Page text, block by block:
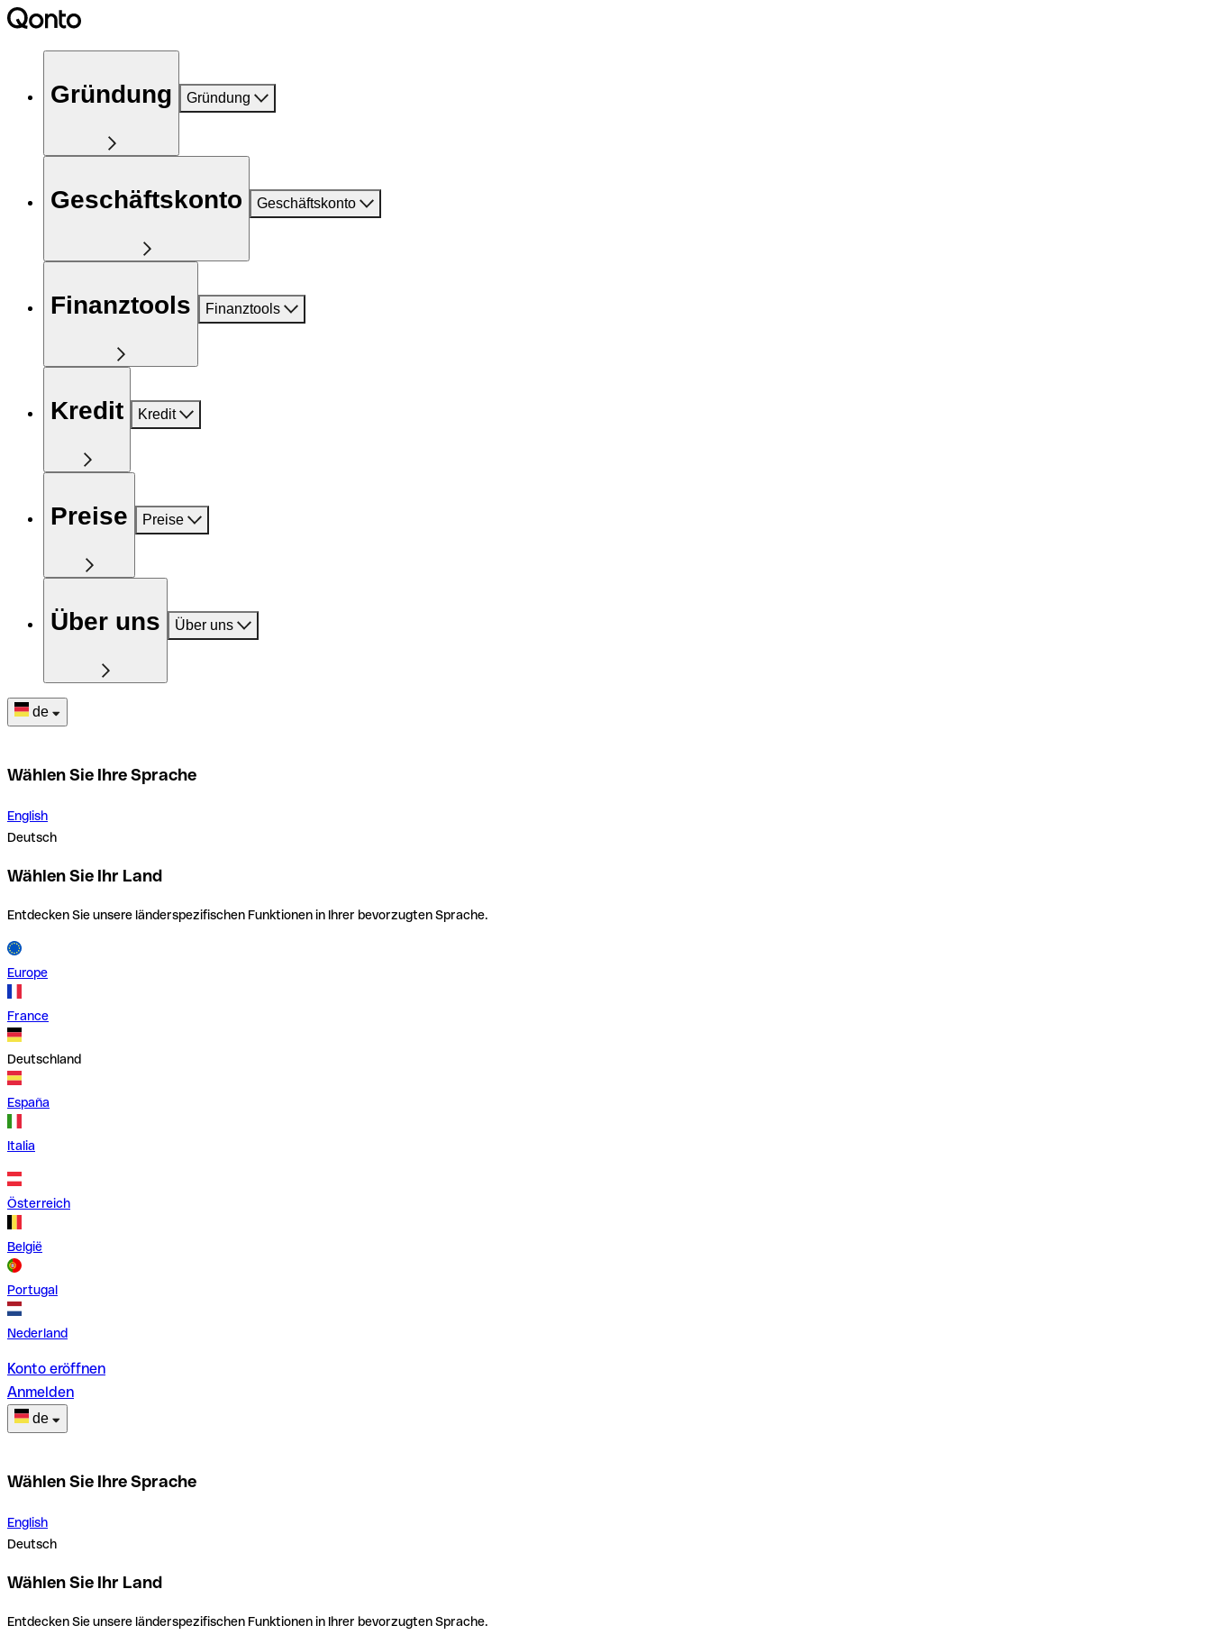
Gründung Gründung
Geschäftskonto Geschäftskonto
Finanztools Finanztools
Kredit Kredit
Preise Preise
Über uns Über uns
de
Wählen Sie Ihre Sprache
English
Deutsch
Wählen Sie Ihr Land
Entdecken Sie unsere länderspezifischen Funktionen in Ihrer bevorzugten Sprache.
Europe
France
Deutschland
España
Italia
Österreich
België
Portugal
Nederland
Konto eröffnen
Anmelden
de
Wählen Sie Ihre Sprache
English
Deutsch
Wählen Sie Ihr Land
Entdecken Sie unsere länderspezifischen Funktionen in Ihrer bevorzugten Sprache.